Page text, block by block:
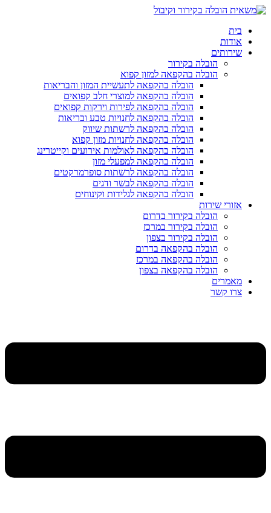
בית
אודות
שירותים
הובלה בקירור
הובלה בהקפאה למזון קפוא
הובלה בהקפאה לתעשיית המזון והבריאות
הובלה בהקפאה למוצרי חלב קפואים
הובלה בהקפאה לפירות וירקות קפואים
הובלה בהקפאה לחנויות טבע ובריאות
הובלה בהקפאה לרשתות שיווק
הובלה בהקפאה לחנויות מזון קפוא
הובלה בהקפאה לאולמות אירועים וקייטרינג
הובלה בהקפאה למפעלי מזון
הובלה בהקפאה לרשתות סופרמרקטים
הובלה בהקפאה לבשר ודגים
הובלה בהקפאה לגלידות וקינוחים
אזורי שירות
הובלה בקירור בדרום
הובלה בקירור במרכז
הובלה בקירור בצפון
הובלה בהקפאה בדרום
הובלה בהקפאה במרכז
הובלה בהקפאה בצפון
מאמרים
צרו קשר